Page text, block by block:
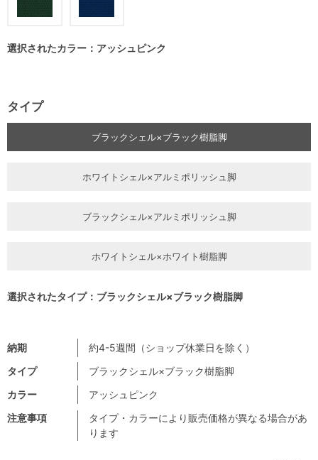
注意事項
タイプ・カラーにより販売価格が異なる場合があ
ります
納期
約4-5週間（ショップ休業日を除く）
タイプ
ブラックシェル×ブラック樹脂脚
カラー
アッシュピンク
選択されたカラー：アッシュピンク
タイプ
ブラックシェル×ブラック樹脂脚
ホワイトシェル×アルミポリッシュ脚
ブラックシェル×アルミポリッシュ脚
ホワイトシェル×ホワイト樹脂脚
選択されたタイプ：ブラックシェル×ブラック樹脂脚